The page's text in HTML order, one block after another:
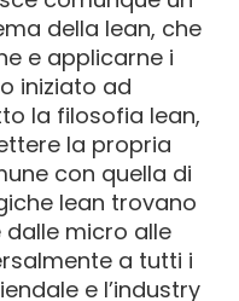
della lean, che
e applicarne i
iniziato ad
la filosofia lean,
la propria
con quella di
lean trovano
micro alle
a tutti i
e l’industry